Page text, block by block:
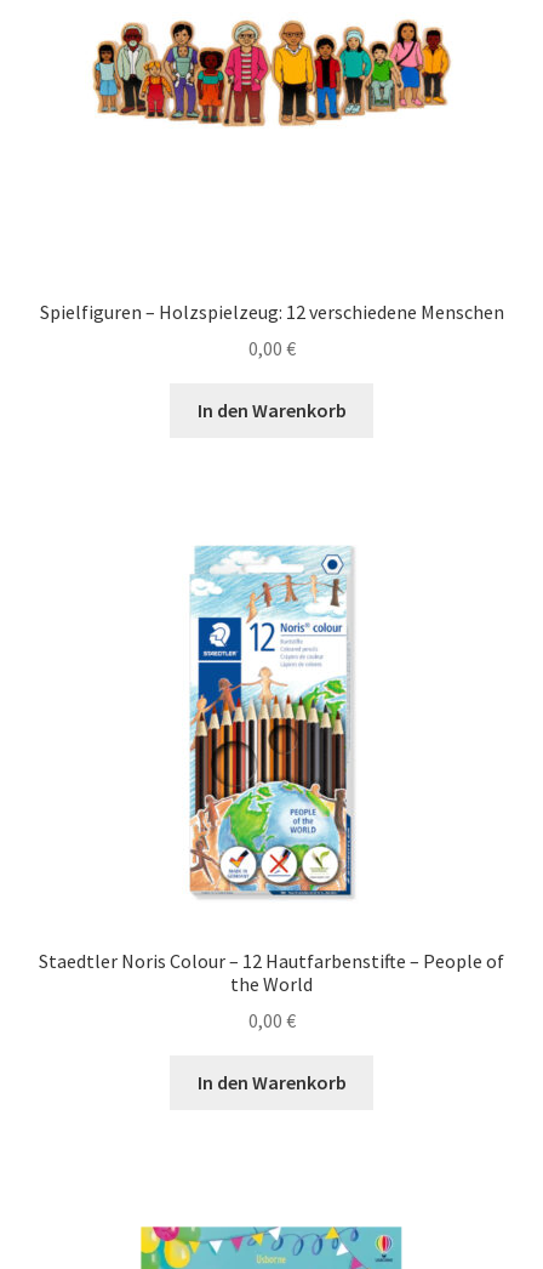
Spielfiguren – Holzspielzeug: 12 verschiedene Menschen
0,00 €
In den Warenkorb
Staedtler Noris Colour – 12 Hautfarbenstifte – People of
the World
0,00 €
In den Warenkorb